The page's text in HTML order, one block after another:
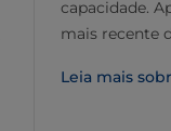
capacidade.
mais recente
Leia mais